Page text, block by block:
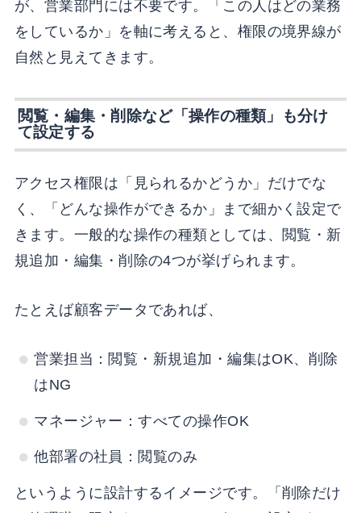
が、営業部門には不要です。「この人はどの業務
をしているか」を軸に考えると、権限の境界線が
自然と見えてきます。
閲覧・編集・削除など「操作の種類」も分け
て設定する
アクセス権限は「見られるかどうか」だけでな
く、「どんな操作ができるか」まで細かく設定で
きます。一般的な操作の種類としては、閲覧・新
規追加・編集・削除の4つが挙げられます。
たとえば顧客データであれば、
営業担当：閲覧・新規追加・編集はOK、削除
はNG
マネージャー：すべての操作OK
他部署の社員：閲覧のみ
というように設計するイメージです。「削除だけ